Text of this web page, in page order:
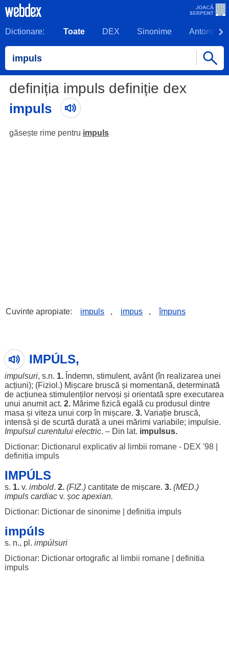
Dictionare: Toate DEX Sinonime Antonime
definiția impuls definiție dex
impuls
găsește rime pentru impuls
Cuvinte apropiate: impuls , impus , împuns
IMPÚLS,
impulsuri, s.n. 1. Îndemn, stimulent, avânt(în realizarea unei
acțiuni); (Fiziol.) Mișcare bruscă și momentană, determinată
de acțiunea stimulenților nervoși și orientată spre executarea
unui anumit act. 2. Mărime fizică egală cu produsul dintre
masa și viteza unui corpîn mișcare. 3. Variație bruscă,
intensă și de scurtă durată a unei mărimi variabile; impulsie.
Impulsul curentului electric. – Din lat. impulsus.
Dictionar: Dictionarul explicativ al limbii romane - DEX '98|
definitia impuls
IMPÚLS
s. 1.v. imbold. 2. (FIZ.) cantitatede mișcare. 3. (MED.)
impuls cardiacv. șoc apexian.
Dictionar: Dictionar de sinonime| definitia impuls
impúls
s. n., pl. impúlsuri
Dictionar: Dictionar ortografic al limbii romane| definitia
impuls